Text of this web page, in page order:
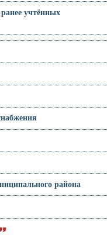
учтённых
района